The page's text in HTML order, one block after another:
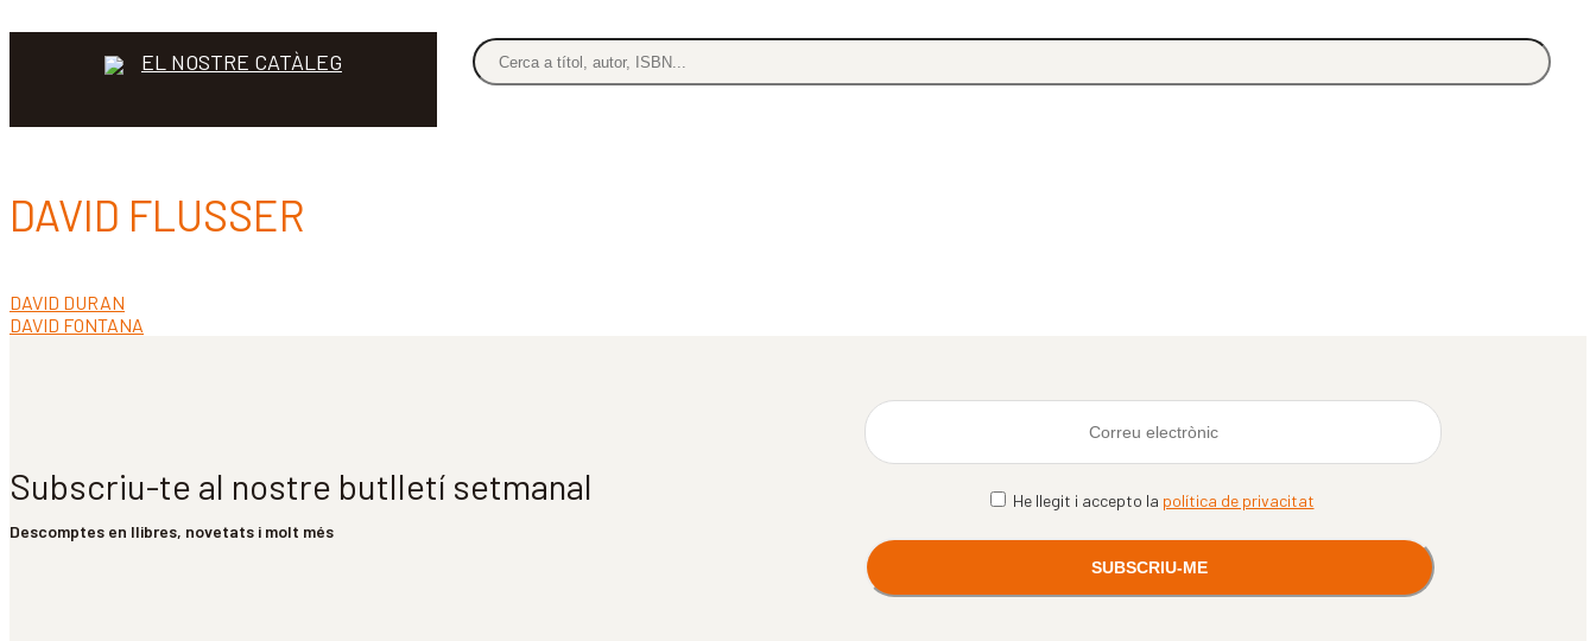
EL NOSTRE CATÀLEG
DAVID FLUSSER
Navegació
d'entrades
Entrada
anterior:
DAVID DURAN
Pròxima
DAVID FONTANA
Subscriu-te al nostre butlletí setmanal
Descomptes en llibres, novetats i molt més
He llegit i accepto la política de privacitat